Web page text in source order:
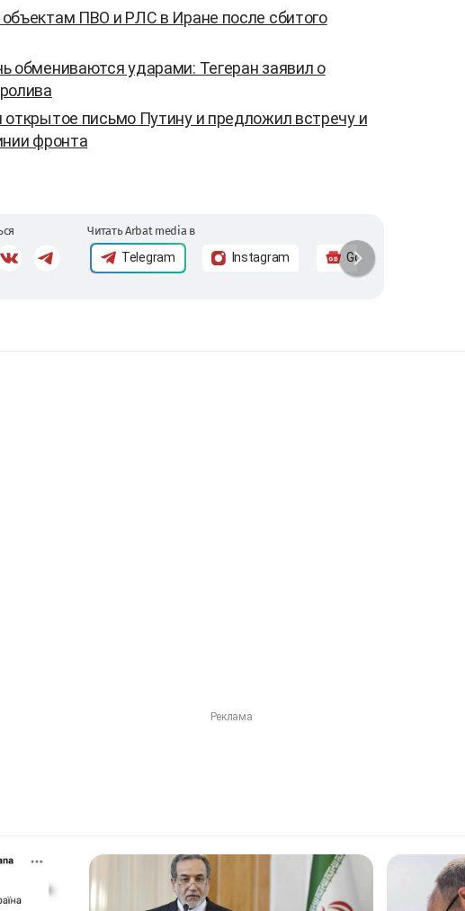
ПВО и РЛС в Иране после сбитого
обмениваются ударами: Тегеран заявил о
открытое письмо Путину и предложил встречу и
фронта
Читать Arbat media в
Telegram Instagram Google News